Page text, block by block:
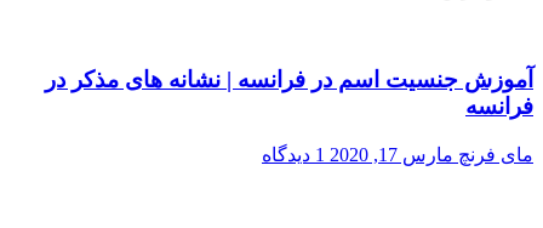
آموزش جنسیت اسم در فرانسه | نشانه های مذکر در
فرانسه
مای فرنچ مارس 17, 2020 1 دیدگاه